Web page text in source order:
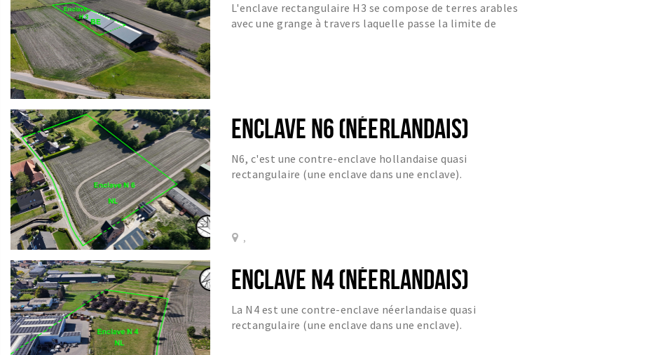
L'enclave rectangulaire H3 se compose de terres arables
avec une grange à travers laquelle passe la limite de
ENCLAVE N6 (NÉERLANDAIS)
N6, c'est une contre-enclave hollandaise quasi
rectangulaire (une enclave dans une enclave).
,
ENCLAVE N4 (NÉERLANDAIS)
La N4 est une contre-enclave néerlandaise quasi
rectangulaire (une enclave dans une enclave).